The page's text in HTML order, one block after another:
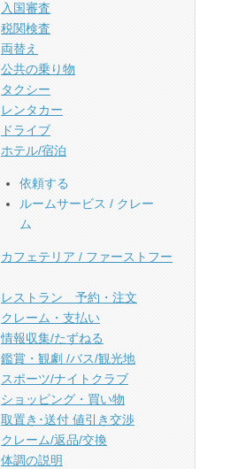
入国審査
税関検査
両替え
公共の乗り物
タクシー
レンタカー
ドライブ
ホテル/宿泊
依頼する
ルームサービス / クレー
ム
カフェテリア / ファーストフー
レストラン 予約・注文
クレーム・支払い
情報収集/たずねる
鑑賞・観劇 /バス/観光地
スポーツ/ナイトクラブ
ショッピング・買い物
取置き･送付 値引き交渉
クレーム/返品/交換
体調の説明